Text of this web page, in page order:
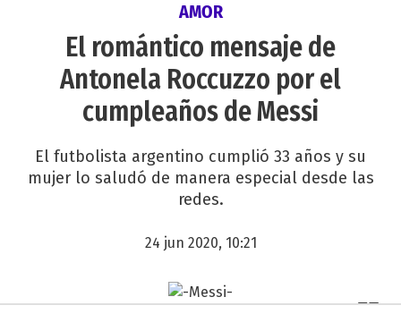
AMOR
El romántico mensaje de
Antonela Roccuzzo por el
cumpleaños de Messi
El futbolista argentino cumplió 33 años y su
mujer lo saludó de manera especial desde las
redes.
24 jun 2020, 10:21